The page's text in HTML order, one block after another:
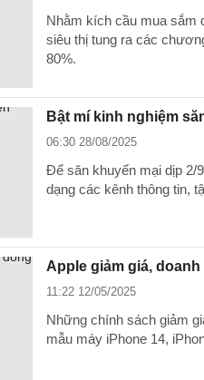
Nhằm kích cầu mua sắm
siêu thị tung ra các
80%.
Bật mí kinh nghiệm
06:30 28/08/2025
Để săn khuyến mại dịp 2/
dạng các kênh thông tin,
Apple giảm giá,
11:22 12/05/2025
Những chính sách giảm
mẫu máy iPhone 14,